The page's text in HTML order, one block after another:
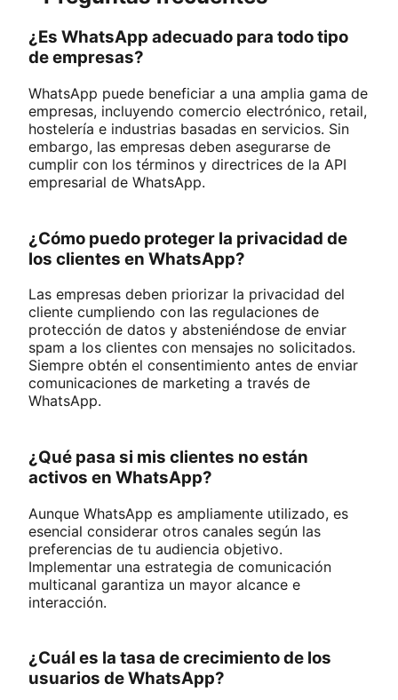
¿Es WhatsApp adecuado para todo tipo
de empresas?
WhatsApp puede beneficiar a una amplia gama de
empresas, incluyendo comercio electrónico, retail,
hostelería e industrias basadas en servicios. Sin
embargo, las empresas deben asegurarse de
cumplir con los términos y directrices de la API
empresarial de WhatsApp.
¿Cómo puedo proteger la privacidad de
los clientes en WhatsApp?
Las empresas deben priorizar la privacidad del
cliente cumpliendo con las regulaciones de
protección de datos y absteniéndose de enviar
spam a los clientes con mensajes no solicitados.
Siempre obtén el consentimiento antes de enviar
comunicaciones de marketing a través de
WhatsApp.
¿Qué pasa si mis clientes no están
activos en WhatsApp?
Aunque WhatsApp es ampliamente utilizado, es
esencial considerar otros canales según las
preferencias de tu audiencia objetivo.
Implementar una estrategia de comunicación
multicanal garantiza un mayor alcance e
interacción.
¿Cuál es la tasa de crecimiento de los
usuarios de WhatsApp?